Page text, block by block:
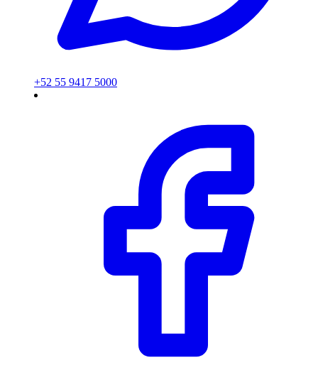
+52 55 9417 5000